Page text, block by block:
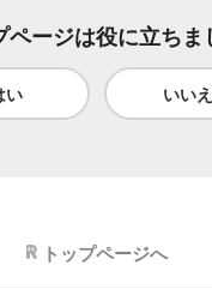
ページは役に立ちま
い いいえ
トップページへ